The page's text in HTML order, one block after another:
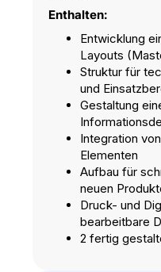
Enthalten:
Entwicklung
Layouts
Struktur für
und
Gestaltung
Integration
Elementen
Aufbau für
neuen
Druck- und
bearbeitbare
2 fertig